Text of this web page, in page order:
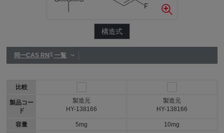
構造式
同一CAS RN®一覧
比較
製品コー
ド
容量
製造元
HY-138166
5mg
製造元
HY-138166
10mg